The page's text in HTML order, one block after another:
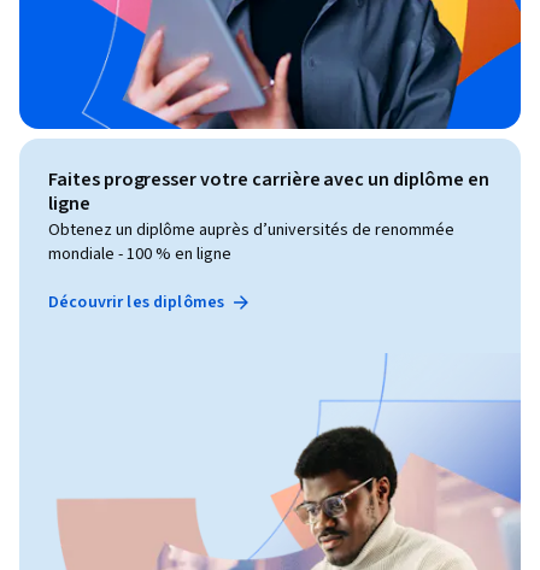
Faites progresser votre carrière avec un diplôme en
ligne
Obtenez un diplôme auprès d’universités de renommée
mondiale - 100 % en ligne
Découvrir les diplômes